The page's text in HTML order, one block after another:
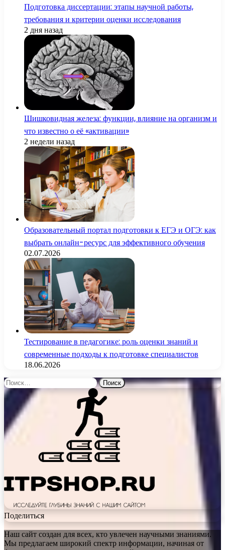
Подготовка диссертации: этапы научной работы,
требования и критерии оценки исследования
2 дня назад
Шишковидная железа: функции, влияние на организм и
что известно о её «активации»
2 недели назад
Образовательный портал подготовки к ЕГЭ и ОГЭ: как
выбрать онлайн-ресурс для эффективного обучения
02.07.2026
Тестирование в педагогике: роль оценки знаний и
современные подходы к подготовке специалистов
18.06.2026
Найти:
Поделиться
Наш сайт создан для всех, кто увлечен научными знаниями.
Мы предлагаем широкий спектр информации, начиная от